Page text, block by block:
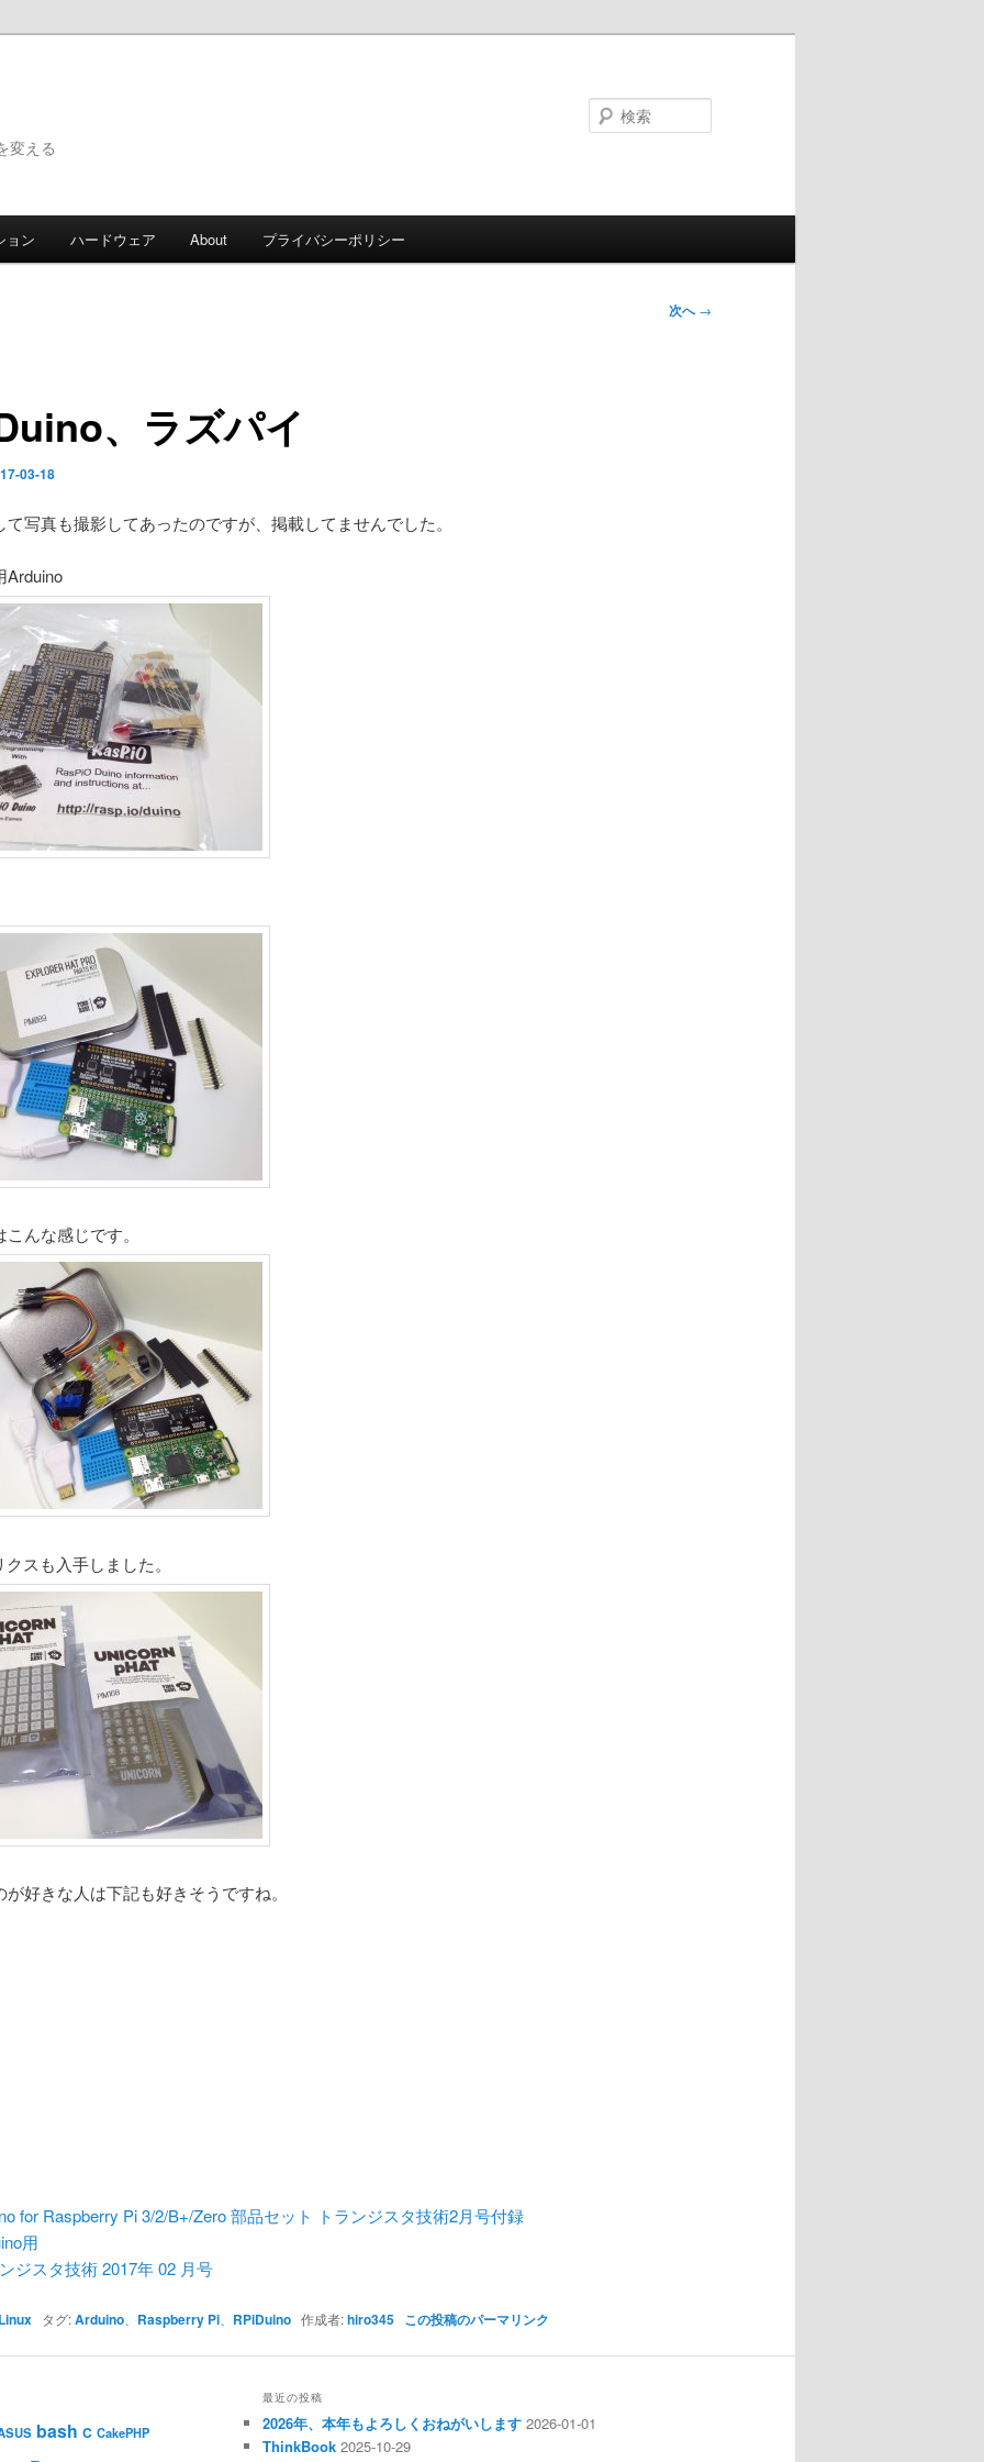
変える
ョン ハードウェア About プライバシーポリシー
次へ→
、ラズパイ
03-18
て写真も撮影してあったのですが、掲載してませんでした。
Arduino
んな感じです。
スも入手しました。
好きな人は下記も好きそうですね。
for Raspberry Pi 3/2/B+/Zero 部品セット トランジスタ技術2月号付録
用
ジスタ技術 2017年 02 月号
タグ:Arduino、 Raspberry Pi、 RPiDuino作成者:hiro345 この投稿のパーマリンク
bash C CakePHP
最近の投稿
2026年、本年もよろしくおねがいします 2026-01-01
ThinkBook 2025-10-29